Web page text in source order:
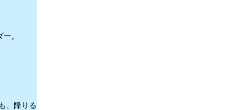
。
、降りる